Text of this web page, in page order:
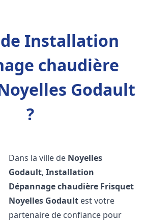
Installation
chaudière
Godault
?
Dans la ville de Noyelles
Godault,Installation
Dépannage chaudière Frisquet
Noyelles Godault est votre
partenaire de confiance pour